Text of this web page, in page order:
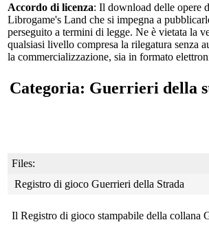
Accordo di licenza: Il download delle opere
Librogame's Land che si impegna a
perseguito a termini di legge. Ne è vietata la
qualsiasi livello compresa la rilegatura senza
la commercializzazione, sia in formato
Categoria: Guerrieri della
Files:
Registro di gioco Guerrieri della Strada
Il Registro di gioco stampabile della collana